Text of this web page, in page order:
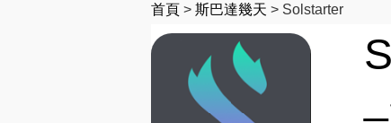
首頁 > 斯巴達幾天 > Solstarter